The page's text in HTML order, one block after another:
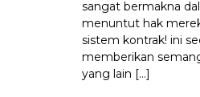
sangat bermakna
menuntut hak
sistem kontrak! ini
memberikan
yang lain […]